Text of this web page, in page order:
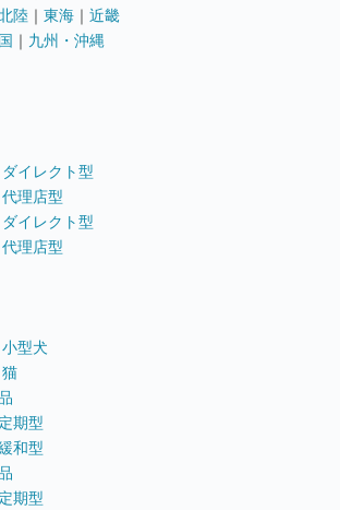
陸 ｜ 東海 ｜ 近畿
｜ 九州・沖縄
イレクト型
理店型
イレクト型
理店型
型犬
定期型
和型
定期型